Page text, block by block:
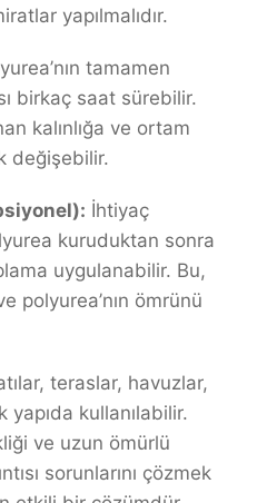
yapılmalıdır.
tamamen
birkaç saat sürebilir.
kalınlığa ve ortam
değişebilir.
İhtiyaç
kuruduktan sonra
uygulanabilir. Bu,
polyurea’nın ömrünü
teraslar, havuzlar,
kullanılabilir.
ve uzun ömürlü
sorunlarını çözmek